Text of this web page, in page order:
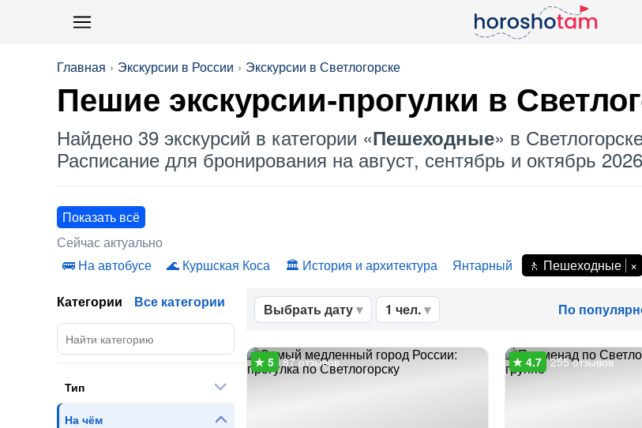
Главная Экскурсии в России Экскурсии в Светлогорске
Пешие экскурсии-прогулки в
Найдено 39 экскурсий в категории «Пешеходные» в
Расписание для бронирования на август, сентябрь и октябрь
Показать всё
Сейчас актуально
На автобусе
Куршская Коса История и архитектура Янтарный Пешеходные
Выбрать дату 1 чел. По
87 отзывов 255 отзывов
Категории Все категории
Тип
На чём